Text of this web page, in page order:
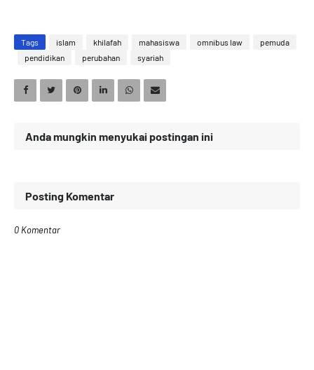
Tags islam khilafah mahasiswa omnibus law
pemuda
pendidikan
perubahan syariah
Anda mungkin menyukai postingan ini
Posting Komentar
0 Komentar